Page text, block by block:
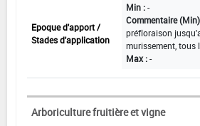
Epoque d'apport /
Stades d'application
Min :-
Commentaire
préfloraison
murissement, tous
Max :-
Arboriculture fruitière et vigne